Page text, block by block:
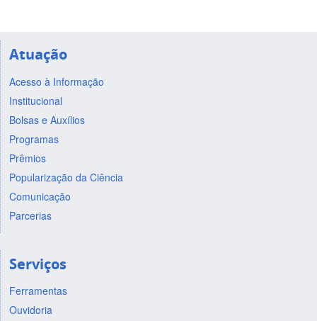
Atuação
Acesso à Informação
Institucional
Bolsas e Auxílios
Programas
Prêmios
Popularização da Ciência
Comunicação
Parcerias
Serviços
Ferramentas
Ouvidoria